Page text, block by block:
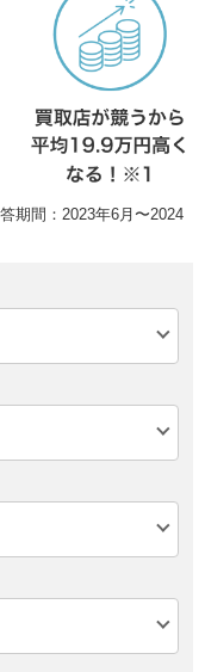
期間：2023年6月〜2024